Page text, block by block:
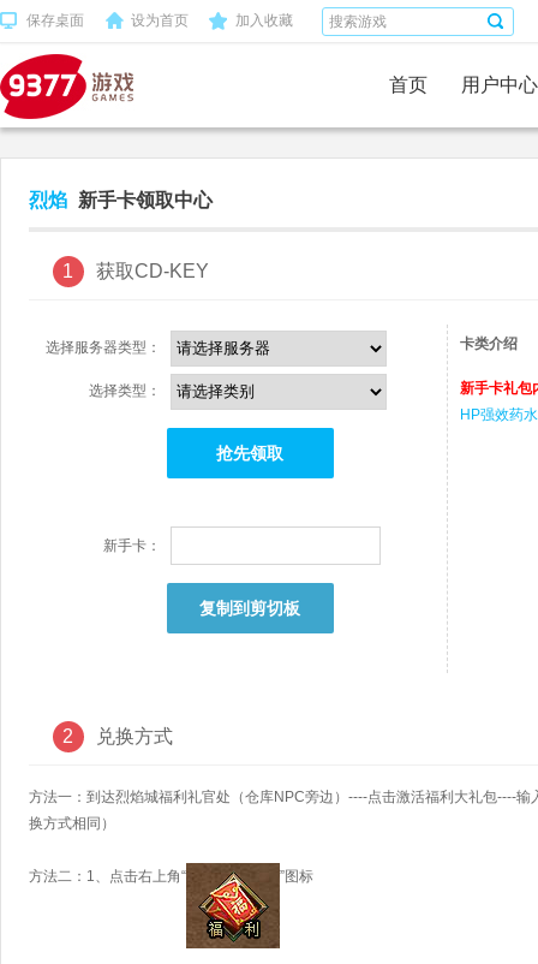
保存桌面 设为首页 加入收藏
首页 用户中心
烈焰 新手卡领取中心
1 获取CD-KEY
选择服务器类型：
选择类型：
抢先领取
新手卡：
复制到剪切板
卡类介绍
新手卡礼包
HP强效药
2 兑换方式
方法一：到达烈焰城福利礼官处（仓库NPC旁边）----点击激活福利大礼包----
换方式相同）
方法二：1、点击右上角“ ”图标